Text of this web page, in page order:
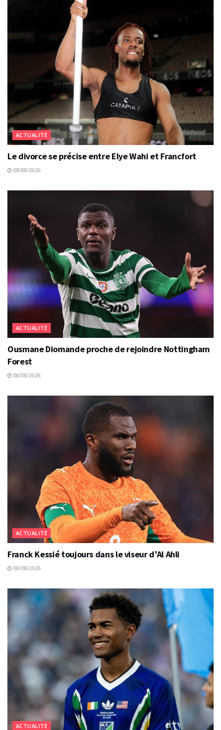
ACTUALITÉ
Le divorce se précise entre Elye Wahi et Francfort
08/08/2026
ACTUALITÉ
Ousmane Diomande proche de rejoindre Nottingham
Forest
08/08/2026
ACTUALITÉ
Franck Kessié toujours dans le viseur d’Al Ahli
08/08/2026
ACTUALITÉ